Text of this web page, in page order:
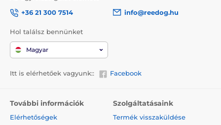
+36 21 300 7514
info@reedog.hu
Hol találsz bennünket
Magyar
Itt is elérhetőek vagyunk:: Facebook
További információk
Elérhetőségek
Szolgáltatásaink
Termék visszaküldése